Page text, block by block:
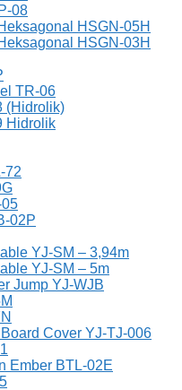
08
HSGN-05H
HSGN-03H
TR-06
(Hidrolik)
Hidrolik
72
02P
YJ-SM – 3,94m
YJ-SM – 5m
Jump YJ-WJB
Cover YJ-TJ-006
Ember BTL-02E